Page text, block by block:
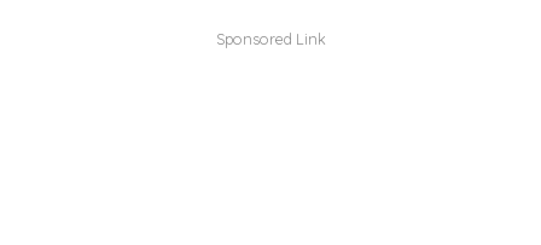
Sponsored Link